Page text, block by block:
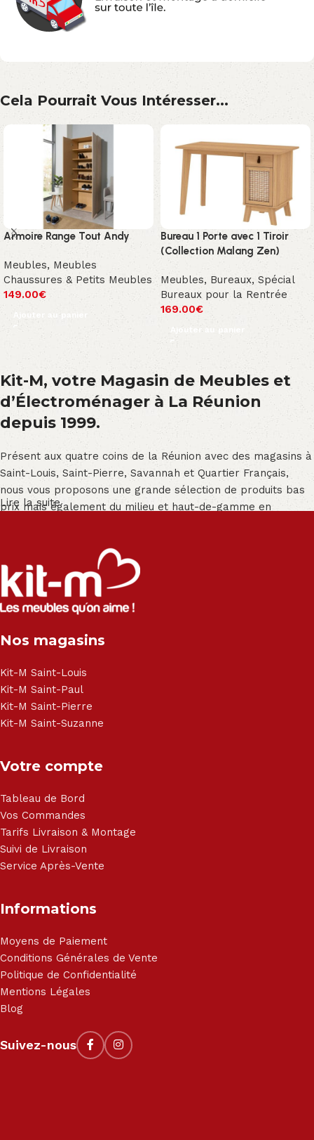
Cela Pourrait Vous Intéresser...
Armoire Range Tout Andy
Meubles, Meubles
Chaussures & Petits Meubles
149.00€
Ajouter au panier
Bureau 1 Porte avec 1 Tiroir
(Collection Malang Zen)
Meubles, Bureaux, Spécial
Bureaux pour la Rentrée
169.00€
Ajouter au panier
Kit-M, votre Magasin de Meubles et
d’Électroménager à La Réunion
depuis 1999.
Présent aux quatre coins de la Réunion avec des magasins à
Saint-Louis, Saint-Pierre, Savannah et Quartier Français,
nous vous proposons une grande sélection de produits bas
prix mais également du milieu et haut-de-gamme en
Salon angle - Salon convertible - Salon relax - Canapé -
Canapé lit - Cuisine sur-mesure - Fauteuil - Armoire - Table
et chaise - Meuble de salle de bain - Literie - Lit - Bureau -
Électroménager - Télévision led - Réfrigérateur -
- Matelas - Hifi Hitachi, LG, Sharp, Philips, Bosh, Moulinex,
Haier, Sony, Cecotec, Westpoint, Dyson.
Lire la suite
Nos magasins
Kit-M Saint-Louis
Kit-M Saint-Paul
Kit-M Saint-Pierre
Kit-M Saint-Suzanne
Votre compte
Tableau de Bord
Vos Commandes
Tarifs Livraison & Montage
Suivi de Livraison
Service Après-Vente
Informations
Moyens de Paiement
Conditions Générales de Vente
Politique de Confidentialité
Mentions Légales
Blog
Suivez-nous